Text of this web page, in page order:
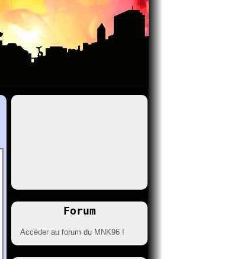
Forum
Accéder au forum du MNK96 !